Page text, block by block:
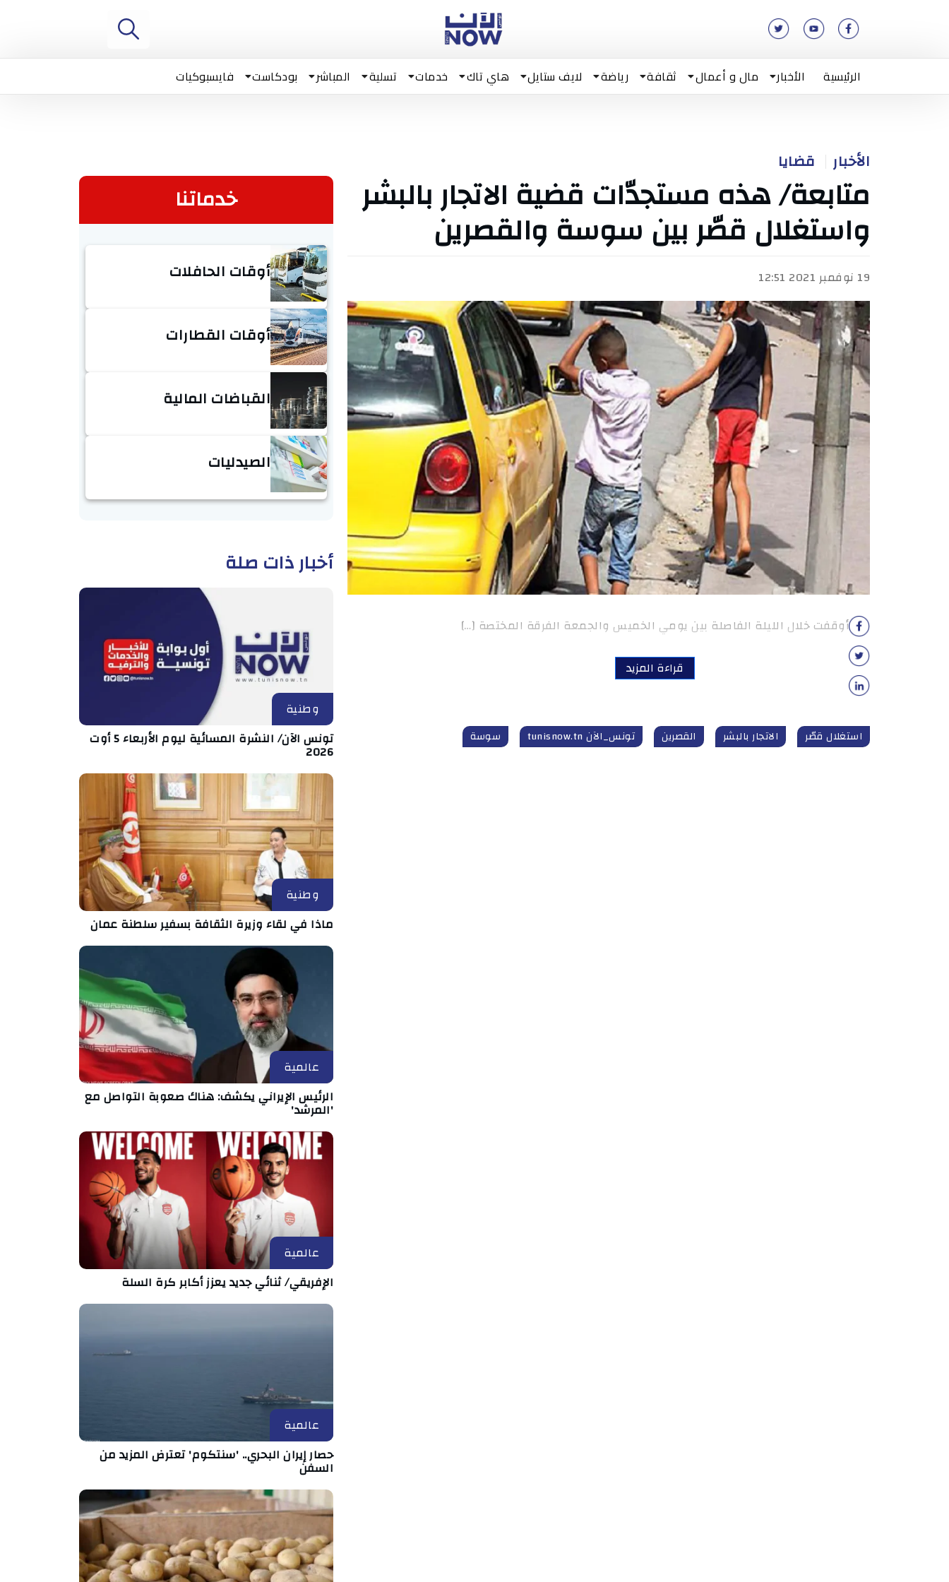
الرئيسية الأخبار مال و أعمال ثقافة رياضة لايف ستايل هاي تاك خدمات تسلية المباشر بودكاست فايسبوكيات
الأخبار قضايا
متابعة/ هذه مستجدّات قضية الاتجار بالبشر
واستغلال قصّر بين سوسة والقصرين
19 نوفمبر 2021 12:51
أوقفت خلال الليلة الفاصلة بين يومي الخميس والجمعة الفرقة المختصة […]
قراءة المزيد
استغلال قصّر الاتجار بالبشر القصرين تونس_الآن tunisnow.tn سوسة
خدماتنا
أوقات الحافلات
أوقات القطارات
القباضات المالية
الصيدليات
أخبار ذات صلة
وطنية
تونس الآن/ النشرة المسائية ليوم الأربعاء 5 أوت
2026
وطنية
ماذا في لقاء وزيرة الثقافة بسفير سلطنة عمان
عالمية
الرئيس الإيراني يكشف: هناك صعوبة التواصل مع
'المرشد'
عالمية
الإفريقي/ ثنائي جديد يعزز أكابر كرة السلة
عالمية
حصار إيران البحري.. 'سنتكوم' تعترض المزيد من
السفن